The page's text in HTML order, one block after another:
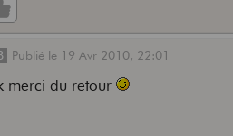
Publié le 19 Avr 2010, 22:01
merci du retour